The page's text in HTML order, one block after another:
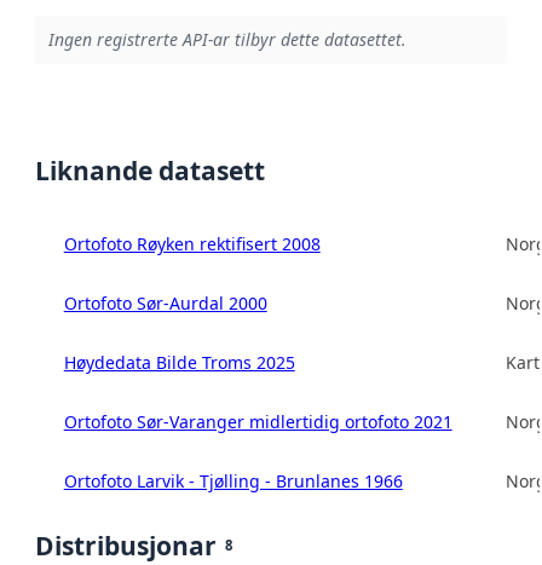
Ingen registrerte API-ar tilbyr dette datasettet.
Liknande datasett
Ortofoto Røyken rektifisert 2008
Ortofoto Sør-Aurdal 2000
Høydedata Bilde Troms 2025
Ortofoto Sør-Varanger midlertidig ortofoto 2021
Ortofoto Larvik - Tjølling - Brunlanes 1966
Distribusjonar 8